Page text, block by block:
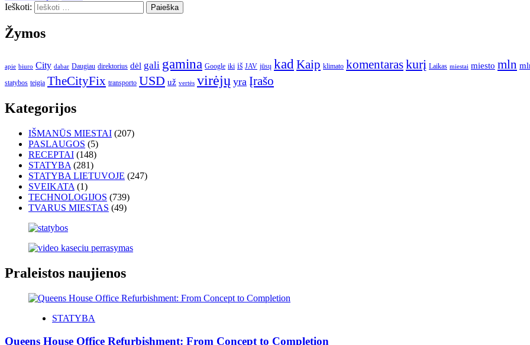
Ieškoti:
Žymos
apie biuro City dabar Daugiau direktorius dėl gali gamina Google iki iš JAV jūsų kad Kaip klimato komentaraskurį Laikas miestai miesto mln
statybos teigia TheCityFix transporto USD už vertės virėjų yra Įrašo
Kategorijos
IŠMANŪS MIESTAI (207)
PASLAUGOS (5)
RECEPTAI (148)
STATYBA (281)
STATYBA LIETUVOJE (247)
SVEIKATA (1)
TECHNOLOGIJOS (739)
TVARUS MIESTAS (49)
Praleistos naujienos
STATYBA
Queens House Office Refurbishment: From Concept to Completion